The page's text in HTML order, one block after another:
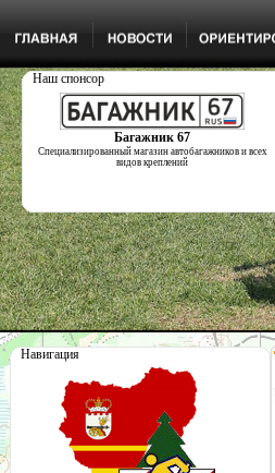
Наш спонсор
Багажник 67
Специализированный магазин автобагажников и всех
видов креплений
Навигация